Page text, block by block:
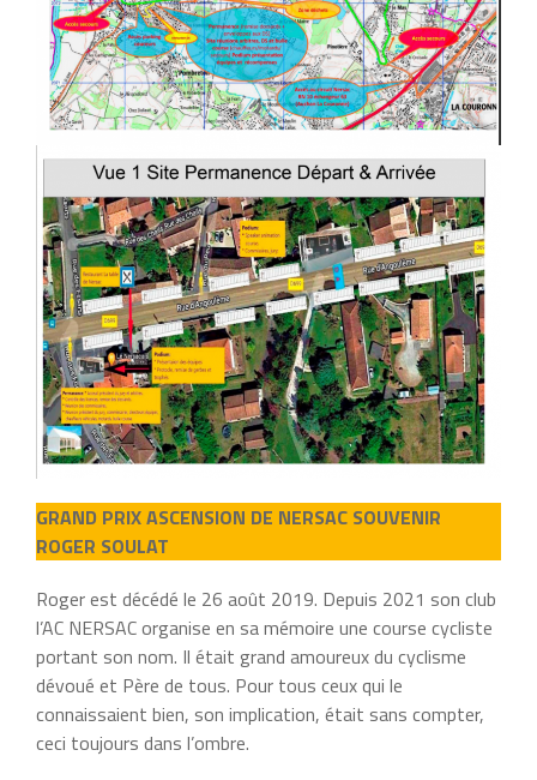
GRAND PRIX ASCENSION DE NERSAC SOUVENIR
ROGER SOULAT
Roger est décédé le 26 août 2019. Depuis 2021 son club
l’AC NERSAC organise en sa mémoire une course cycliste
portant son nom. Il était grand amoureux du cyclisme
dévoué et Père de tous. Pour tous ceux qui le
connaissaient bien, son implication, était sans compter,
ceci toujours dans l’ombre.